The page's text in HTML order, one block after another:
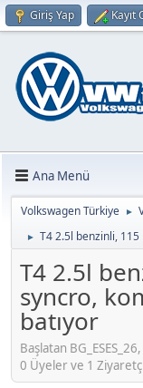
Giriş Yap Kayıt
Ana Menü
Volkswagen Türkiye ►
► T4 2.5l benzinli,
T4 2.5l
syncro,
batıyor
Başlatan
0 Üyeler ve 1